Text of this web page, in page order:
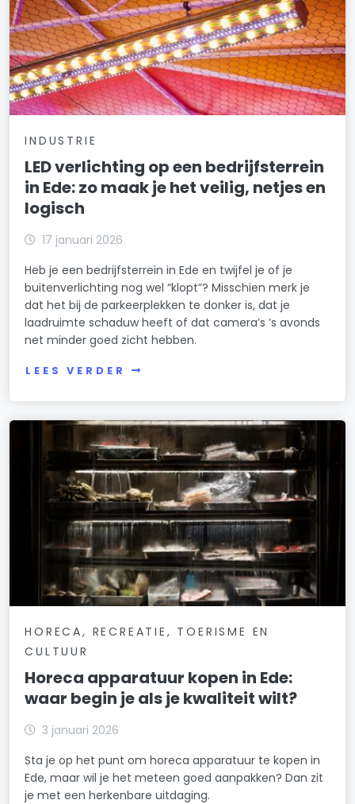
INDUSTRIE
LED verlichting op een bedrijfsterrein
in Ede: zo maak je het veilig, netjes en
logisch
17 januari 2026
Heb je een bedrijfsterrein in Ede en twijfel je of je
buitenverlichting nog wel “klopt”? Misschien merk je
dat het bij de parkeerplekken te donker is, dat je
laadruimte schaduw heeft of dat camera’s ’s avonds
net minder goed zicht hebben.
LEES VERDER
HORECA, RECREATIE, TOERISME EN
CULTUUR
Horeca apparatuur kopen in Ede:
waar begin je als je kwaliteit wilt?
3 januari 2026
Sta je op het punt om horeca apparatuur te kopen in
Ede, maar wil je het meteen goed aanpakken? Dan zit
je met een herkenbare uitdaging.